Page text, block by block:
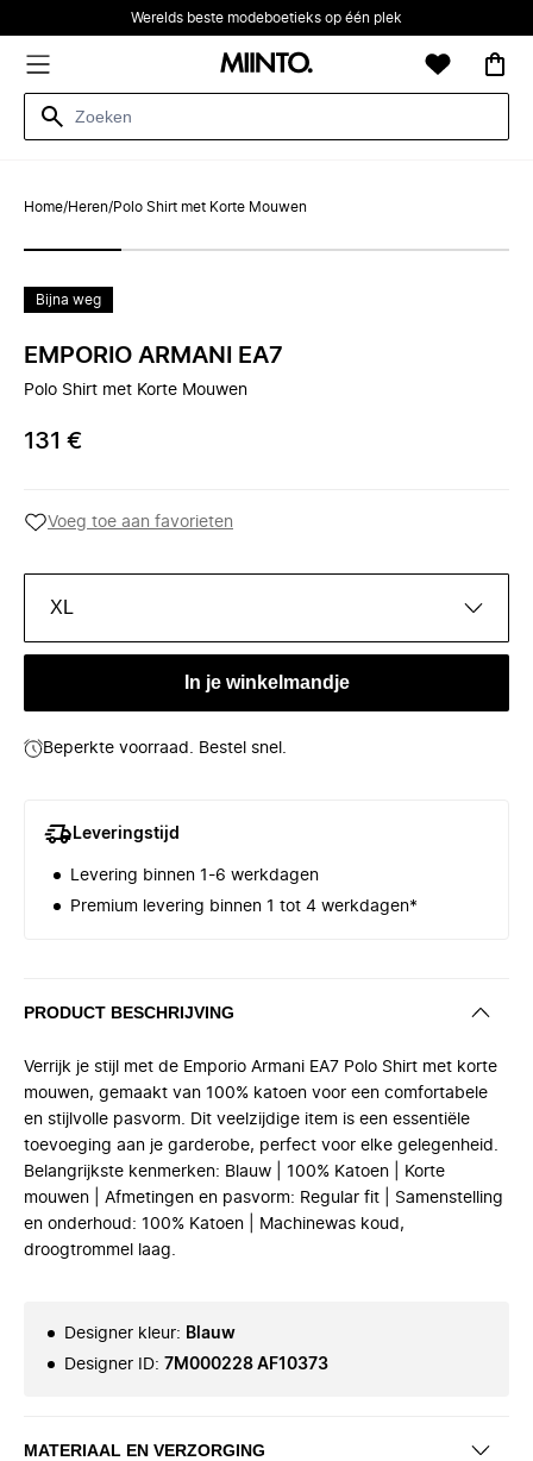
Werelds beste modeboetieks op één plek
Home/Heren/Polo Shirt met Korte Mouwen
Bijna weg
EMPORIO ARMANI EA7
Polo Shirt met Korte Mouwen
131 €
Voeg toe aan favorieten
XL
In je winkelmandje
Beperkte voorraad. Bestel snel.
Leveringstijd
Levering binnen 1-6 werkdagen
Premium levering binnen 1 tot 4 werkdagen*
PRODUCT BESCHRIJVING
Verrijk je stijl met de Emporio Armani EA7 Polo Shirt met korte
mouwen, gemaakt van 100% katoen voor een comfortabele
en stijlvolle pasvorm. Dit veelzijdige item is een essentiële
toevoeging aan je garderobe, perfect voor elke gelegenheid.
Belangrijkste kenmerken: Blauw | 100% Katoen | Korte
mouwen | Afmetingen en pasvorm: Regular fit | Samenstelling
en onderhoud: 100% Katoen | Machinewas koud,
droogtrommel laag.
Designer kleur: Blauw
Designer ID: 7M000228 AF10373
MATERIAAL EN VERZORGING